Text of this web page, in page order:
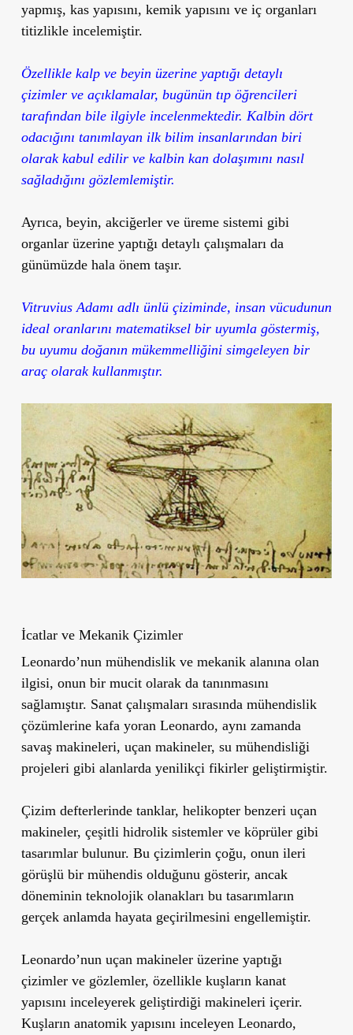
yapmış, kas yapısını, kemik yapısını ve iç organları
titizlikle incelemiştir.
Özellikle kalp ve beyin üzerine yaptığı detaylı
çizimler ve açıklamalar, bugünün tıp öğrencileri
tarafından bile ilgiyle incelenmektedir. Kalbin dört
odacığını tanımlayan ilk bilim insanlarından biri
olarak kabul edilir ve kalbin kan dolaşımını nasıl
sağladığını gözlemlemiştir.
Ayrıca, beyin, akciğerler ve üreme sistemi gibi
organlar üzerine yaptığı detaylı çalışmaları da
günümüzde hala önem taşır.
Vitruvius Adamı adlı ünlü çiziminde, insan vücudunun
ideal oranlarını matematiksel bir uyumla göstermiş,
bu uyumu doğanın mükemmelliğini simgeleyen bir
araç olarak kullanmıştır.
İcatlar ve Mekanik Çizimler
Leonardo’nun mühendislik ve mekanik alanına olan
ilgisi, onun bir mucit olarak da tanınmasını
sağlamıştır. Sanat çalışmaları sırasında mühendislik
çözümlerine kafa yoran Leonardo, aynı zamanda
savaş makineleri, uçan makineler, su mühendisliği
projeleri gibi alanlarda yenilikçi fikirler geliştirmiştir.
Çizim defterlerinde tanklar, helikopter benzeri uçan
makineler, çeşitli hidrolik sistemlerve köprüler gibi
tasarımlar bulunur. Bu çizimlerin çoğu, onun ileri
görüşlü bir mühendis olduğunu gösterir, ancak
döneminin teknolojik olanakları bu tasarımların
gerçek anlamda hayata geçirilmesini engellemiştir.
Leonardo’nun uçan makineler üzerine yaptığı
çizimler ve gözlemler, özellikle kuşların kanat
yapısını inceleyerek geliştirdiği makineleri içerir.
Kuşların anatomik yapısını inceleyen Leonardo,